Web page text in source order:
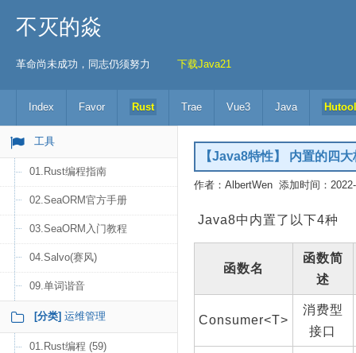
不灭的焱
革命尚未成功，同志仍须努力 下载Java21
Index Favor Rust Trae Vue3 Java Hutool
工具
01.Rust编程指南
02.SeaORM官方手册
03.SeaORM入门教程
04.Salvo(赛风)
09.单词谐音
[分类] 运维管理
01.Rust编程 (59)
【Java8特性】 内置的四
作者：AlbertWen 添加时间：
Java8中内置了以下4种
函数名
函数简
述
Consumer<T>
消费型
接口